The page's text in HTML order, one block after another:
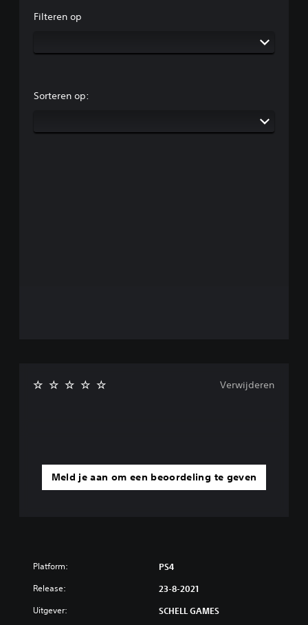
Filteren op
Sorteren op:
Meld je aan om een beoordeling te geven
Verwijderen
Platform: PS4
Release: 23-8-2021
Uitgever: SCHELL GAMES